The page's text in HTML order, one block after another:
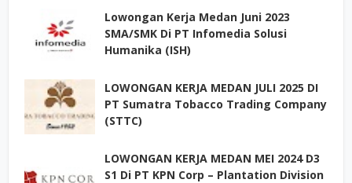
Lowongan Kerja Medan Juni 2023
SMA/SMK Di PT Infomedia Solusi
Humanika (ISH)
LOWONGAN KERJA MEDAN JULI 2025 DI
PT Sumatra Tobacco Trading Company
(STTC)
LOWONGAN KERJA MEDAN MEI 2024 D3
S1 Di PT KPN Corp – Plantation Division